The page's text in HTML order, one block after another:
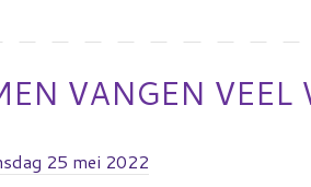
VANGEN
25 mei 2022